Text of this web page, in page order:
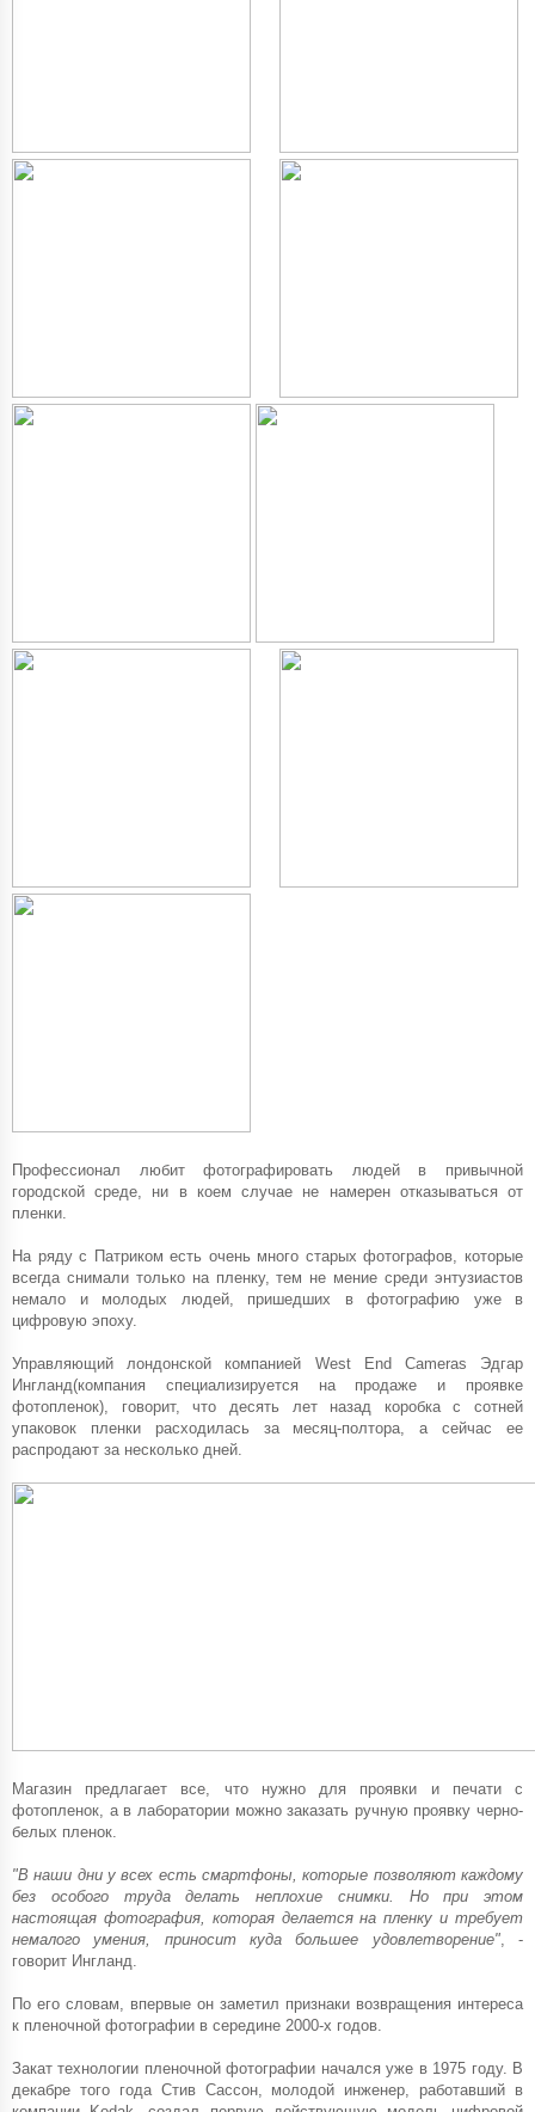
Профессионал любит фотографировать людей в привычной
городской среде, ни в коем случае не намерен отказываться от
пленки.
На ряду с Патриком есть очень много старых фотографов, которые
всегда снимали только на пленку, тем не мение среди энтузиастов
немало и молодых людей, пришедших в фотографию уже в
цифровую эпоху.
Управляющий лондонской компанией West End Cameras Эдгар
Ингланд(компания специализируется на продаже и проявке
фотопленок), говорит, что десять лет назад коробка с сотней
упаковок пленки расходилась за месяц-полтора, а сейчас ее
распродают за несколько дней.
Магазин предлагает все, что нужно для проявки и печати с
фотопленок, а в лаборатории можно заказать ручную проявку черно-
белых пленок.
"В наши дни у всех есть смартфоны, которые позволяют каждому
без особого труда делать неплохие снимки. Но при этом
настоящая фотография, которая делается на пленку и требует
немалого умения, приносит куда большее удовлетворение", -
говорит Ингланд.
По его словам, впервые он заметил признаки возвращения интереса
к пленочной фотографии в середине 2000-х годов.
Закат технологии пленочной фотографии начался уже в 1975 году. В
декабре того года Стив Сассон, молодой инженер, работавший в